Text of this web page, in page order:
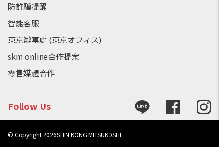
防詐騙提醒
智能客服
東京辦事處 (東京オフィス)
skm online合作提案
零售媒體合作
Follow Us
© Copyright2026SHIN KONG MITSUKOSHI.